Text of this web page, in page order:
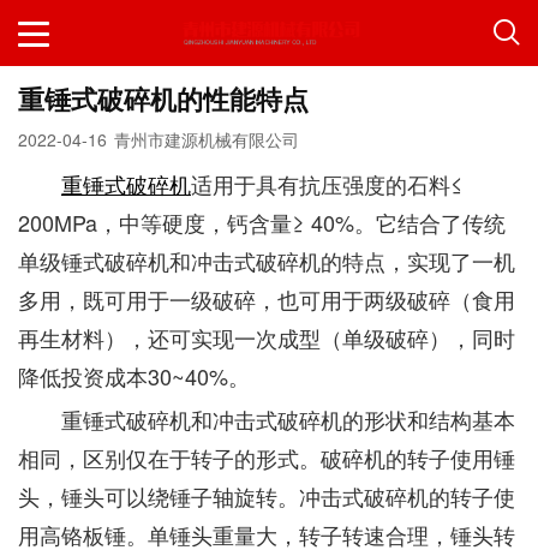
重锤式破碎机的性能特点
2022-04-16 青州市建源机械有限公司
重锤式破碎机适用于具有抗压强度的石料≤
200MPa，中等硬度，钙含量≥ 40%。它结合了传统
单级锤式破碎机和冲击式破碎机的特点，实现了一机
多用，既可用于一级破碎，也可用于两级破碎（食用
再生材料），还可实现一次成型（单级破碎），同时
降低投资成本30~40%。
重锤式破碎机和冲击式破碎机的形状和结构基本
相同，区别仅在于转子的形式。破碎机的转子使用锤
头，锤头可以绕锤子轴旋转。冲击式破碎机的转子使
用高铬板锤。单锤头重量大，转子转速合理，锤头转